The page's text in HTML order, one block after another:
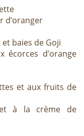
d’oranger
baies de Goji
d’orange
et aux fruits de
et à la crème de